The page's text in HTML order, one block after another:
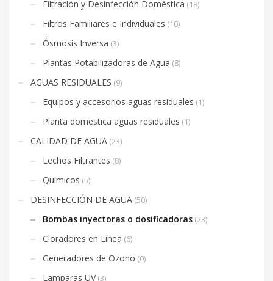
Filtración y Desinfección Doméstica (18)
Filtros Familiares e Individuales (10)
Ósmosis Inversa (3)
Plantas Potabilizadoras de Agua (8)
AGUAS RESIDUALES (9)
Equipos y accesorios aguas residuales (1)
Planta domestica aguas residuales (1)
CALIDAD DE AGUA (23)
Lechos Filtrantes (8)
Químicos (5)
DESINFECCIÓN DE AGUA (50)
Bombas inyectoras o dosificadoras (23)
Cloradores en Línea (6)
Generadores de Ozono (0)
Lamparas UV (3)